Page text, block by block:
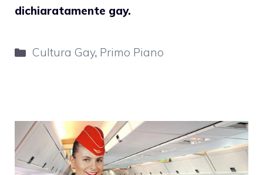
dichiaratamente gay.
Categorie
Cultura Gay, Primo Piano